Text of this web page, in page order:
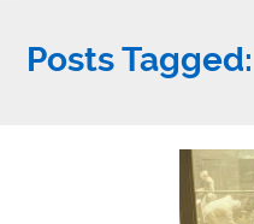
Posts Tagged: